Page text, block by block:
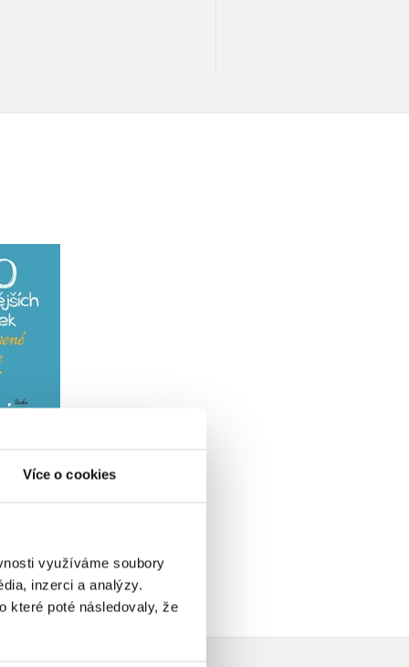
Více o cookies
využíváme soubory
inzerci a analýzy.
které poté následovaly, že
249 Kč